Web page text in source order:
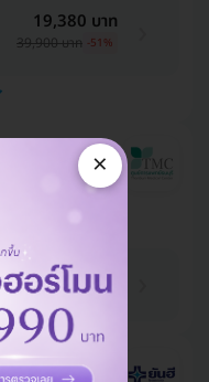
19,380 บาท
39,900 บาท -51%
33,250 บาท
35,000 บาท -5%
×